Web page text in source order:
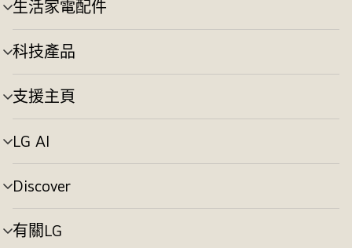
換
生活家電配件
選
單
切
換
科技產品
選
單
切
換
支援主頁
選
單
切
換
LG AI
選
單
切
換
Discover
選
單
切
換
有關LG
選